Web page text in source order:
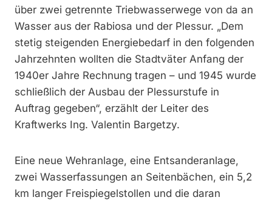
über zwei getrennte Triebwasserwege von da an
Wasser aus der Rabiosa und der Plessur. „Dem
stetig steigenden Energiebedarf in den folgenden
Jahrzehnten wollten die Stadtväter Anfang der
1940er Jahre Rechnung tragen – und 1945 wurde
schließlich der Ausbau der Plessurstufe in
Auftrag gegeben“, erzählt der Leiter des
Kraftwerks Ing. Valentin Bargetzy.
Eine neue Wehranlage, eine Entsanderanlage,
zwei Wasserfassungen an Seitenbächen, ein 5,2
km langer Freispiegelstollen und die daran